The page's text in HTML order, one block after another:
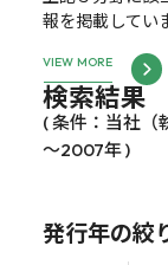
報を掲載してい
VIEW MORE
検索結果
( 条件：当社（
～2007年 )
発行年の絞